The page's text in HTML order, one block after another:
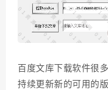
百度文库下载软件很
持续更新新的可用的